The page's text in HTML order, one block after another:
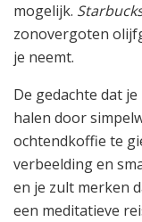
mogelijk.
zonovergoten
je neemt.
De gedachte dat
halen door
ochtendkoffie te
verbeelding en
en je zult merken
een meditatieve